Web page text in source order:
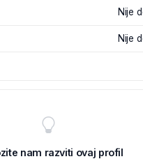
Nije
Nije
nam razviti ovaj profil